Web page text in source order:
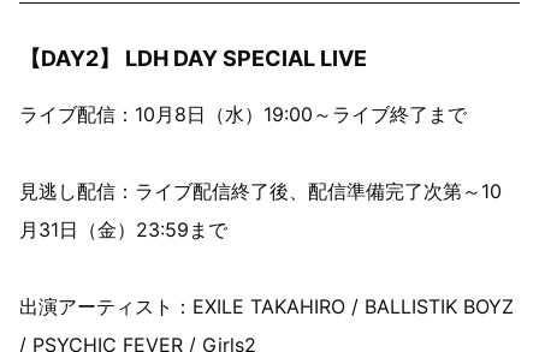
【DAY2】 LDH DAY SPECIAL LIVE
ライブ配信：10月8日（水）19:00～ライブ終了まで
見逃し配信：ライブ配信終了後、配信準備完了次第～10
月31日（金）23:59まで
出演アーティスト：EXILE TAKAHIRO / BALLISTIK BOYZ
/ PSYCHIC FEVER / Girls2